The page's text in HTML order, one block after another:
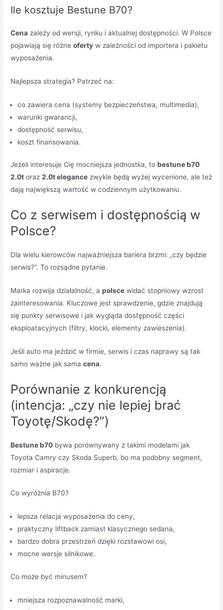
Ile kosztuje Bestune B70?
Cena zależy od wersji, rynku i aktualnej dostępności. W Polsce
pojawiają się różneoferty w zależności od importera i pakietu
wyposażenia.
Najlepsza strategia? Patrzeć na:
co zawiera cena (systemy bezpieczeństwa, multimedia),
warunki gwarancji,
dostępność serwisu,
koszt finansowania.
Jeżeli interesuje Cię mocniejsza jednostka, tobestune b70
2.0t oraz2.0t elegance zwykle będą wyżej wycenione, ale też
dają największą wartość w codziennym użytkowaniu.
Co z serwisem i dostępnością w
Polsce?
Dla wielu kierowców najważniejsza bariera brzmi: „czy będzie
serwis?”. To rozsądne pytanie.
Marka rozwija działalność, apolsce widać stopniowy wzrost
zainteresowania. Kluczowe jest sprawdzenie, gdzie znajdują
się punkty serwisowe i jak wygląda dostępność części
eksploatacyjnych (filtry, klocki, elementy zawieszenia).
Jeśli auto ma jeździć w firmie, serwis i czas naprawy są tak
samo ważne jak samacena.
Porównanie z konkurencją
(intencja: „czy nie lepiej brać
Toyotę/Skodę?”)
Bestune b70 bywa porównywany z takimi modelami jak
Toyota Camry czy Skoda Superb, bo ma podobny segment,
rozmiar i aspiracje.
Co wyróżnia B70?
lepsza relacja wyposażenia do ceny,
praktyczny liftback zamiast klasycznego sedana,
bardzo dobra przestrzeń dzięki rozstawowi osi,
mocne wersje silnikowe.
Co może być minusem?
mniejsza rozpoznawalność marki,